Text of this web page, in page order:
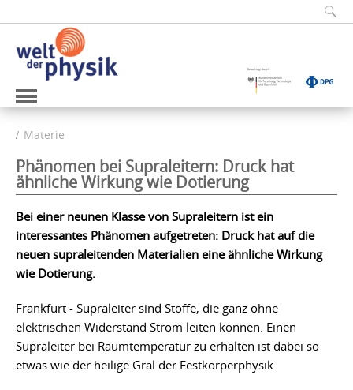
Materie
Phänomen bei Supraleitern: Druck hat
ähnliche Wirkung wie Dotierung
Bei einer neunen Klasse von Supraleitern ist ein
interessantes Phänomen aufgetreten: Druck hat auf die
neuen supraleitenden Materialien eine ähnliche Wirkung
wie Dotierung.
Frankfurt - Supraleiter sind Stoffe, die ganz ohne
elektrischen Widerstand Strom leiten können. Einen
Supraleiter bei Raumtemperatur zu erhalten ist dabei so
etwas wie der heilige Gral der Festkörperphysik.